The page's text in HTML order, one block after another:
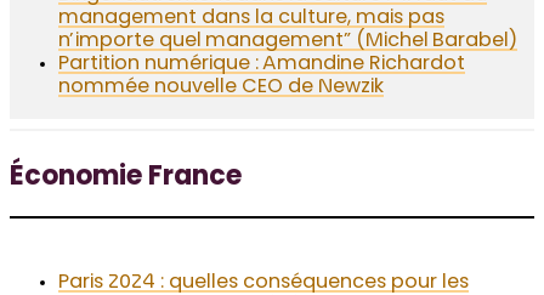
management dans la culture, mais pas
n’importe quel management” (Michel Barabel)
Partition numérique : Amandine Richardot
nommée nouvelle CEO de Newzik
Économie France
Paris 2024 : quelles conséquences pour les